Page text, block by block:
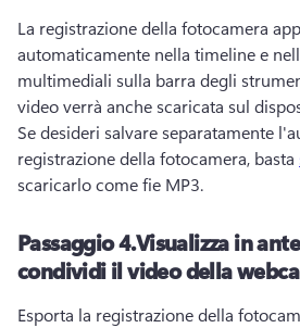
La registrazione della fotocamera
automaticamente nella timeline e
multimediali sulla barra degli
Se desideri salvare separatamente
registrazione della fotocamera, basta
scaricarlo come fie MP3.
Passaggio 4.Visualizza in
condividi il video della
Esporta la registrazione della